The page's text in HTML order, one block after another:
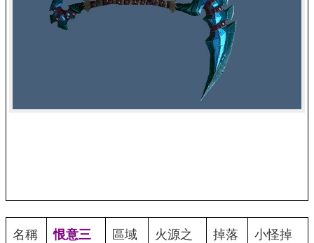
名稱
恨意三
區域
火源之
掉落
小怪掉